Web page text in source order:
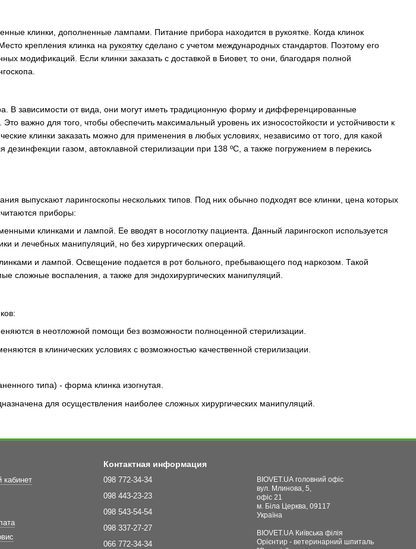
клинки, дополненные лампами. Питание прибора находится в рукоятке. Когда клинок
крепления клинка на рукоятку сделано с учетом международных стандартов. Поэтому его
модификаций. Если клинки заказать с доставкой в Биовет, то они, благодаря полной
В зависимости от вида, они могут иметь традиционную форму и дифференцированные
важно для того, чтобы обеспечить максимальный уровень их износостойкости и устойчивости к
клинки заказать можно для применения в любых условиях, независимо от того, для какой
газом, автоклавной стерилизации при 138 ºС, а также погружением в перекись
выпускают ларингоскопы нескольких типов. Под них обычно подходят все клинки, цена которых
приборы:
клинками и лампой. Ее вводят в носоглотку пациента. Данный ларингоскоп используется
и лечебных манипуляций, но без хирургических операций.
и лампой. Освещение подается в рот больного, пребывающего под наркозом. Такой
сложные воспаления, а также для эндохирургических манипуляций.
в неотложной помощи без возможности полноценной стерилизации.
в клинических условиях с возможностью качественной стерилизации.
типа) - форма клинка изогнутая.
для осуществления наиболее сложных хирургических манипуляций.
кабинет
Контактная информация
098 772-34-34
098 443-23-23
098 543-54-54
098 337-27-27
066 772-34-34
BIOVET.UA головний офіс
вул. Млинова, 5,
офіс 21
м. Біла Церква, 09117
Україна
BIOVET.UA Київська філія
Орієнтир - ветеринарний шпиталь